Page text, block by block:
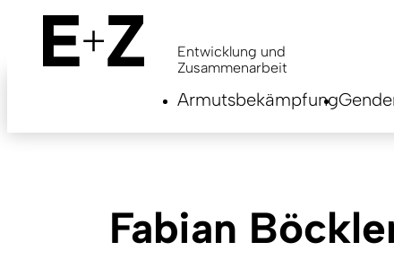
content
Entwicklung und
Zusammenarbeit
Armutsbekämpfung
Fabian